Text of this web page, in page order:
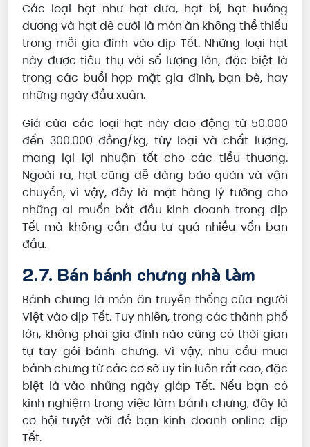
Các loại hạt như hạt dưa, hạt bí, hạt hướng
dương và hạt dẻ cười là món ăn không thể thiếu
trong mỗi gia đình vào dịp Tết. Những loại hạt
này được tiêu thụ với số lượng lớn, đặc biệt là
trong các buổi họp mặt gia đình, bạn bè, hay
những ngày đầu xuân.
Giá của các loại hạt này dao động từ 50.000
đến 300.000 đồng/kg, tùy loại và chất lượng,
mang lại lợi nhuận tốt cho các tiểu thương.
Ngoài ra, hạt cũng dễ dàng bảo quản và vận
chuyển, vì vậy, đây là mặt hàng lý tưởng cho
những ai muốn bắt đầu kinh doanh trong dịp
Tết mà không cần đầu tư quá nhiều vốn ban
đầu.
2.7. Bán bánh chưng nhà làm
Bánh chưng là món ăn truyền thống của người
Việt vào dịp Tết. Tuy nhiên, trong các thành phố
lớn, không phải gia đình nào cũng có thời gian
tự tay gói bánh chưng. Vì vậy, nhu cầu mua
bánh chưng từ các cơ sở uy tín luôn rất cao, đặc
biệt là vào những ngày giáp Tết. Nếu bạn có
kinh nghiệm trong việc làm bánh chưng, đây là
cơ hội tuyệt vời để bạn kinh doanh online dịp
Tết.